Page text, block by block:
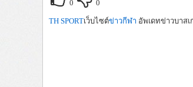
0 0
TH SPORTเว็บไซต์ข่าวกีฬา อัพเดทข่าวบาสเ